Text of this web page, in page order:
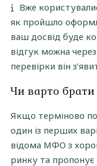
Вже
як пройшло
ваш досвід буде
відгук можна через
перевірки він
Чи варто
Якщо терміново
один із перших
відома МФО з
ринку та пропонує